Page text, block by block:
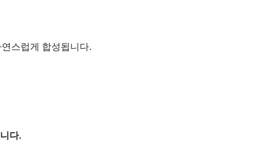
스럽게 합성됩니다.
다.